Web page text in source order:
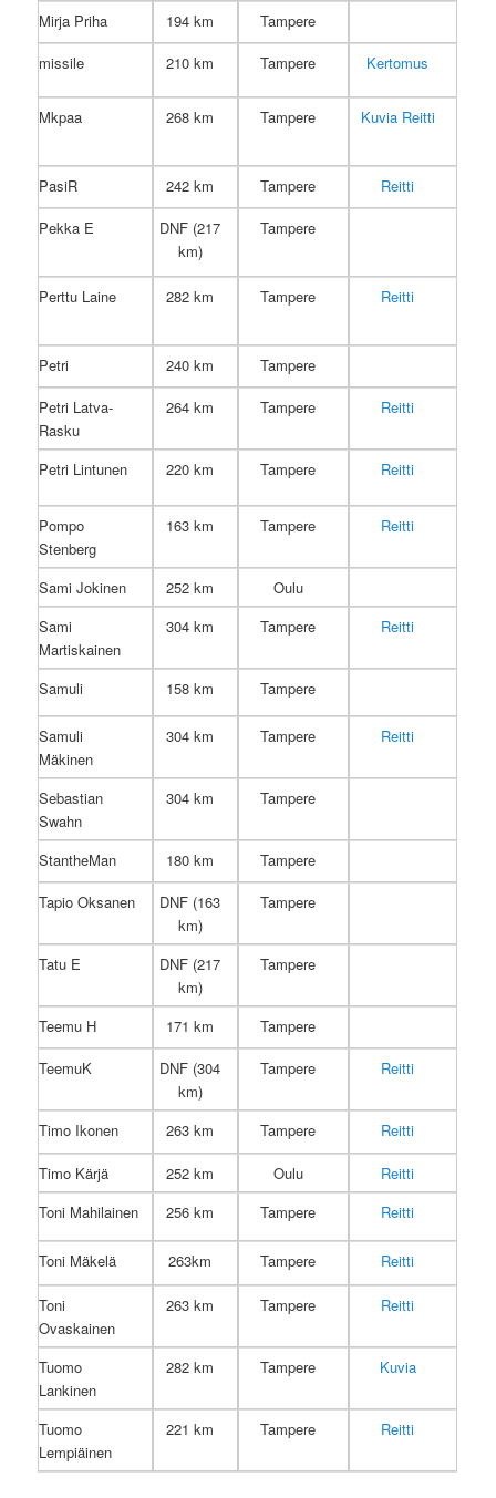
Mirja Priha
194 km
Tampere
missile
210 km Tampere Kertomus
Mkpaa 268 km Tampere Kuvia Reitti
PasiR 242 km Tampere
Reitti
Pekka E
DNF (217
km)
Tampere
Perttu Laine 282 km Tampere Reitti
Petri 240 km
Tampere
Petri Latva-
Rasku
264 km Tampere Reitti
Petri Lintunen 220 km Tampere Reitti
Pompo
Stenberg
163 km Tampere Reitti
Sami Jokinen 252 km
Oulu
Sami
Martiskainen
304 km Tampere Reitti
Samuli 158 km Tampere
Samuli
Mäkinen
304 km Tampere Reitti
Sebastian
Swahn
304 km Tampere
StantheMan 180 km
Tampere
Tapio Oksanen
DNF (163
km)
Tampere
Tatu E
DNF (217
km)
Tampere
Teemu H 171 km
Tampere
TeemuK
DNF (304
km)
Tampere Reitti
Timo Ikonen 263 km Tampere Reitti
Timo Kärjä 252 km Oulu
Reitti
Toni Mahilainen
256 km Tampere Reitti
Toni Mäkelä 263km Tampere Reitti
Toni
Ovaskainen
263 km Tampere Reitti
Tuomo
Lankinen
282 km Tampere Kuvia
Tuomo
Lempiäinen
221 km Tampere Reitti